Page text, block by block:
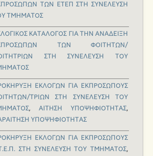
ΤΩΝ ΕΤΕΠ ΣΤΗ ΣΥΝΕΛΕΥΣΗ
ΤΜΗΜΑΤΟΣ
ΚΑΤΑΛΟΓΟΣ ΓΙΑ ΤΗΝ ΑΝΑΔΕΙΞΗ
ΤΩΝ ΦΟΙΤΗΤΩΝ/
ΣΤΗ ΣΥΝΕΛΕΥΣΗ ΤΟΥ
ΕΚΛΟΓΩΝ ΓΙΑ ΕΚΠΡΟΣΩΠΟΥΣ
ΤΡΙΩΝ ΣΤΗ ΣΥΝΕΛΕΥΣΗ ΤΟΥ
, ΑΙΤΗΣΗ ΥΠΟΨΗΦΙΟΤΗΤΑΣ,
ΥΠΟΨΗΦΙΟΤΗΤΑΣ
ΕΚΛΟΓΩΝ ΓΙΑ ΕΚΠΡΟΣΩΠΟΥΣ
ΣΤΗ ΣΥΝΕΛΕΥΣΗ ΤΟΥ ΤΜΗΜΑΤΟΣ,